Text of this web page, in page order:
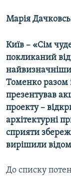
РУС
КТАТ
ДОЛУЧАЙСЯ!
Усі сайти
Марія
Київ – «Сім
покликаний
Томенко разом
презентував
проекту –
архітектурні
сприяти
вирішили
До списку